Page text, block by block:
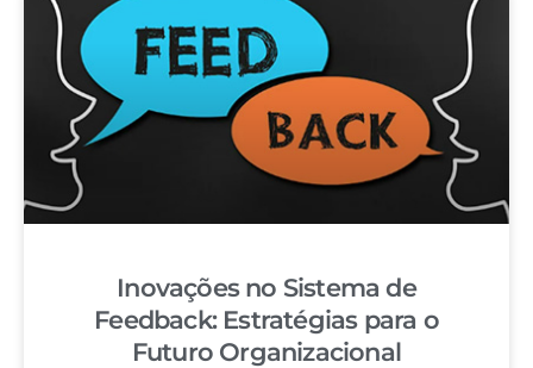
Inovações no Sistema de
Feedback: Estratégias para o
Futuro Organizacional